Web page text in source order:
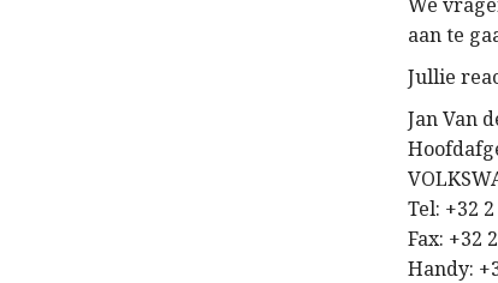
aan te
Jullie
Jan Van
Tel: +32
Fax: +32
Handy: